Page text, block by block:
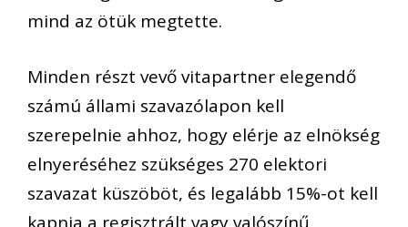
mind az ötük megtette.
Minden részt vevő vitapartner elegendő
számú állami szavazólapon kell
szerepelnie ahhoz, hogy elérje az elnökség
elnyeréséhez szükséges 270 elektori
szavazat küszöböt, és legalább 15%-ot kell
kapnia a regisztrált vagy valószínű